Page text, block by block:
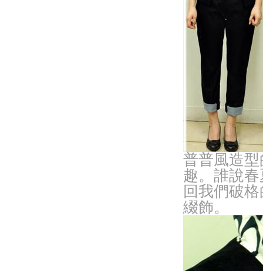
普普風造
趣。誰說
回我們破
綴飾。